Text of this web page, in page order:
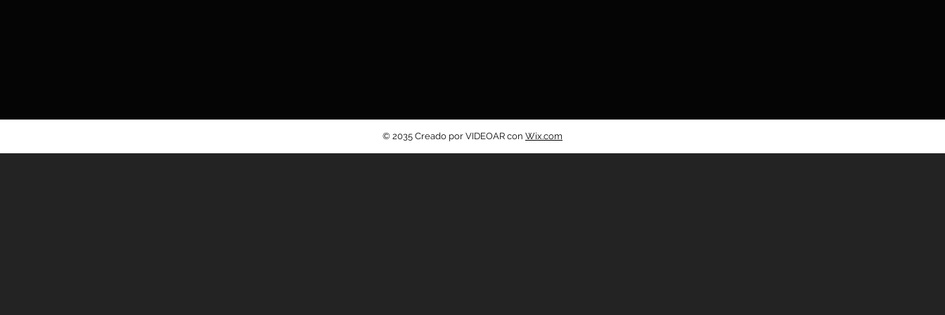
© 2035 Creado por VIDEOAR con Wix.com